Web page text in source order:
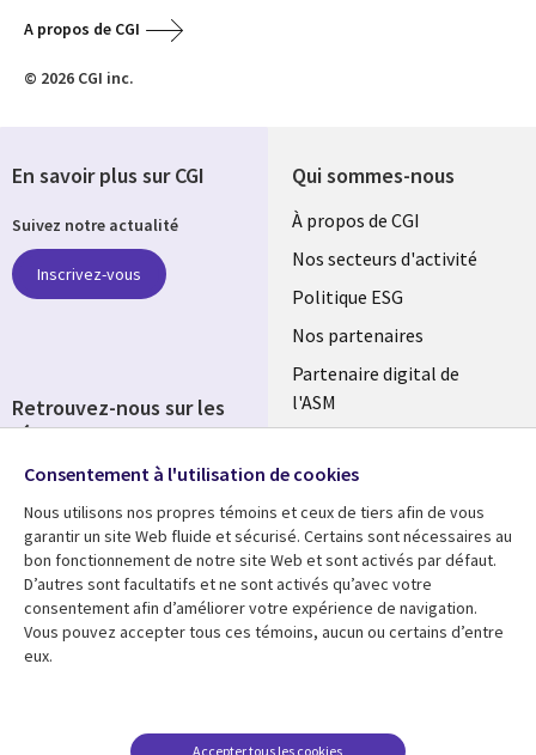
A propos de CGI
© 2026 CGI inc.
Qui sommes-nous
Useful
links
FRANCE
À propos de CGI
Nos secteurs d'activité
Politique ESG
Nos partenaires
Partenaire digital de
l'ASM
Fusions
Ressources
Library
Links
Articles
Blog
Support
Legal
Accessibilité
conditions juridiques
En savoir plus sur CGI
Suivez notre actualité
Inscrivez-vous
Retrouvez-nous sur les
réseaux
Social
Media
FRANCE
Consentement à l'utilisation de cookies
Nous utilisons nos propres témoins et ceux de tiers afin de vous
garantir un site Web fluide et sécurisé. Certains sont nécessaires au
bon fonctionnement de notre site Web et sont activés par défaut.
D’autres sont facultatifs et ne sont activés qu’avec votre
consentement afin d’améliorer votre expérience de navigation.
Vous pouvez accepter tous ces témoins, aucun ou certains d’entre
eux.
Accepter tous les cookies